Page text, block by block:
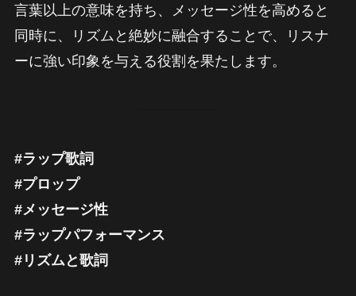
言葉以上の意味を持ち、メッセージ性を高めると
同時に、リズムと絶妙に融合することで、リスナ
ーに強い印象を与える役割を果たします。
#ラップ歌詞
#プロップ
#メッセージ性
#ラップパフォーマンス
#リズムと歌詞